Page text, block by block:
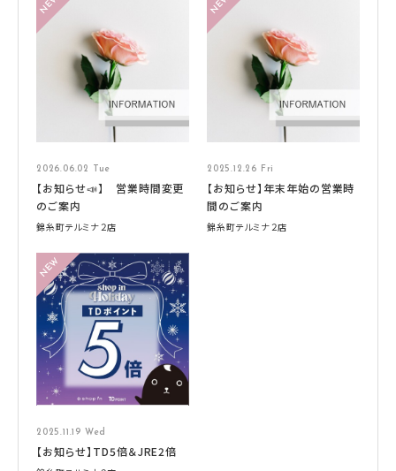
2026.06.02 Tue
【お知らせ📣】 営業時間変更
のご案内
錦糸町テルミナ２店
2025.12.26 Fri
【お知らせ】年末年始の営業時
間のご案内
錦糸町テルミナ２店
2025.11.19 Wed
【お知らせ】TD5倍＆JRE2倍